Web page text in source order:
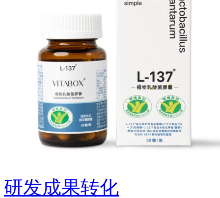
研发成果转化